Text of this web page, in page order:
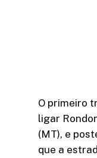
O primeiro
ligar
(MT), e
que a